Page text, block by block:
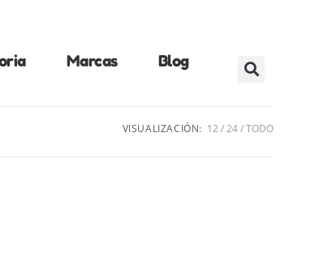
Marcas
Blog
VISUALIZACIÓN: 12 24 TODO